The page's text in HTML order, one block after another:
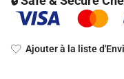
Ajouter à la liste